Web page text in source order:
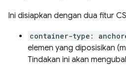
Ini disiapkan dengan dua fitur
container-type:
elemen yang diposisikan
Tindakan ini akan